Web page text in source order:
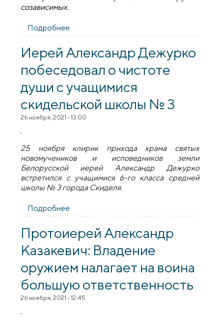
созависимых.
Подробнее
группа созависимых
Иерей Александр Дежурко
побеседовал о чистоте
души с учащимися
скидельской школы № 3
26 ноября, 2021 - 13:00
25 ноября клирик прихода храма святых
новомучеников и исповедников земли
Белорусской иерей Александр Дежурко
встретился с учащимися 6-го класса средней
школы № 3 города Скиделя.
Подробнее
побеседовал о чистоте души с
учащимися скидельской школы № 3
Протоиерей Александр
Казакевич: Владение
оружием налагает на воина
большую ответственность
26 ноября, 2021 - 12:45